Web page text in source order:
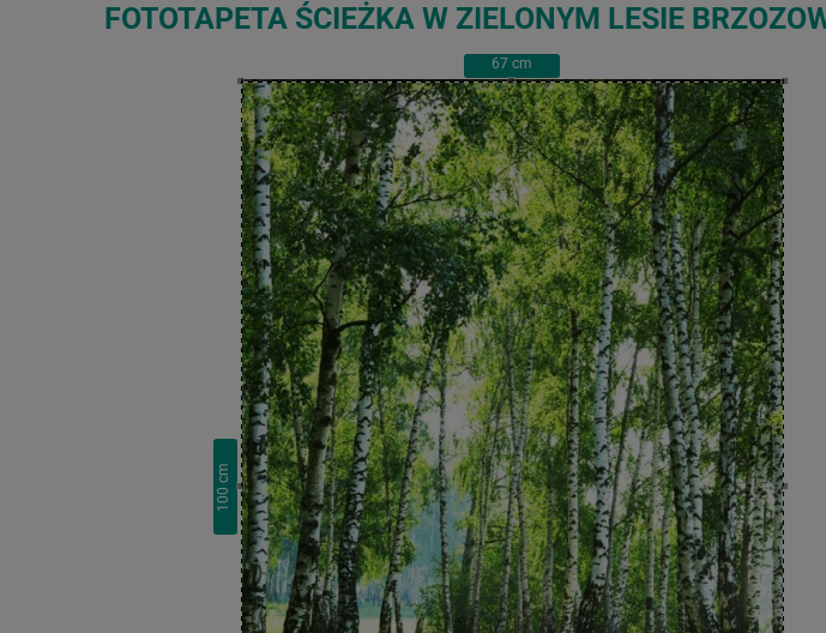
FOTOTAPETA ŚCIEŻKA W ZIELONYM LESIE
67 cm
100
cm